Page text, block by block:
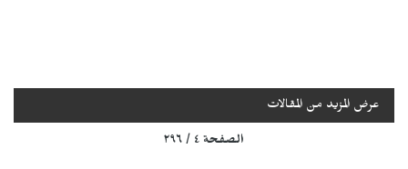
عرض المزيد من المقالات
الصفحة ٤ / ٢٩٦